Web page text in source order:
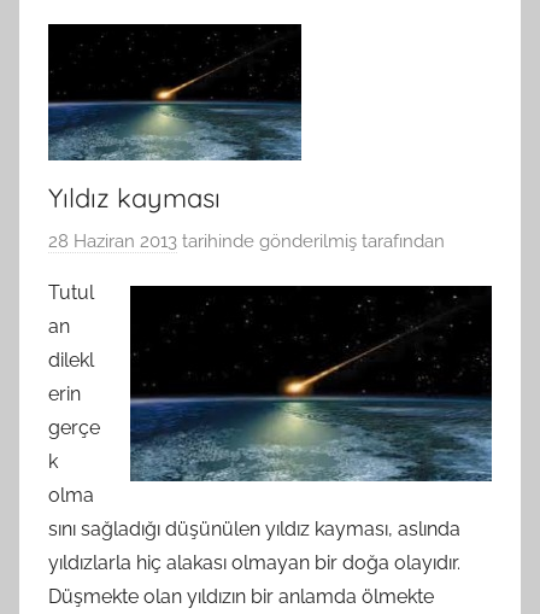
Yıldız kayması
28 Haziran 2013 tarihinde gönderilmiş tarafından
Tutul
an
dilekl
erin
gerçe
k
olma
sını sağladığı düşünülen yıldız kayması, aslında
yıldızlarla hiç alakası olmayan bir doğa olayıdır.
Düşmekte olan yıldızın bir anlamda ölmekte